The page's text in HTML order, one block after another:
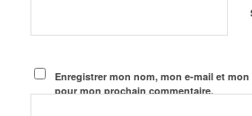
Enregistrer mon nom, mon e-mail et
pour mon prochain commentaire.